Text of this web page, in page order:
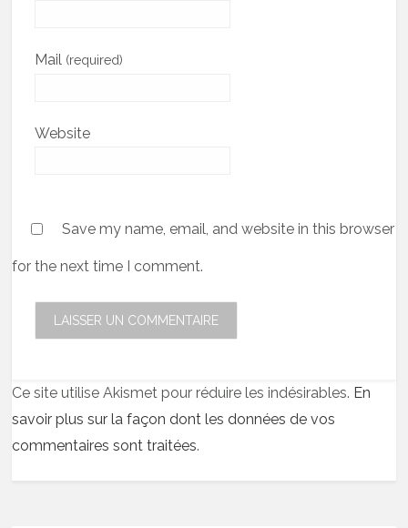
Mail (required)
Website
Save my name, email, and website in this browser
for the next time I comment.
Ce site utilise Akismet pour réduire les indésirables. En
savoir plus sur la façon dont les données de vos
commentaires sont traitées.